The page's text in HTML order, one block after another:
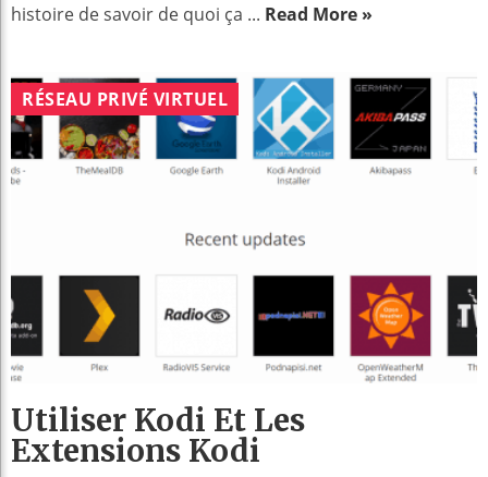
histoire de savoir de quoi ça ... Read More »
RÉSEAU PRIVÉ VIRTUEL
Utiliser Kodi Et Les
Extensions Kodi